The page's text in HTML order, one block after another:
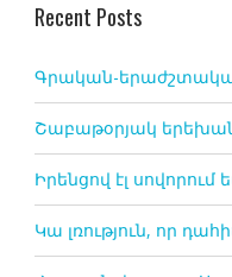
Recent Posts
Գրական-
Շաբաթօրյակ
Իրենցով էլ սովորում
Կա լռություն, որ